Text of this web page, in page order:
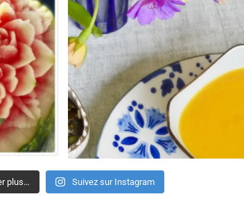
plus… Suivez sur Instagram